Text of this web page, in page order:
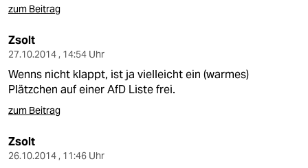
zum Beitrag
Zsolt
27.10.2014 , 14:54 Uhr
Wenns nicht klappt, ist ja vielleicht ein (warmes)
Plätzchen auf einer AfD Liste frei.
zum Beitrag
Zsolt
26.10.2014 , 11:46 Uhr